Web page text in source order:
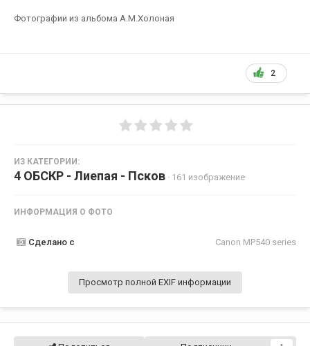
Фотографии из альбома А.М.Холоная
2
ИЗ КАТЕГОРИИ:
4 ОБСКР - Лиепая - Псков · 161 изображение
ИНФОРМАЦИЯ О ФОТО
Сделано с Canon MP540 series
Просмотр полной EXIF информации